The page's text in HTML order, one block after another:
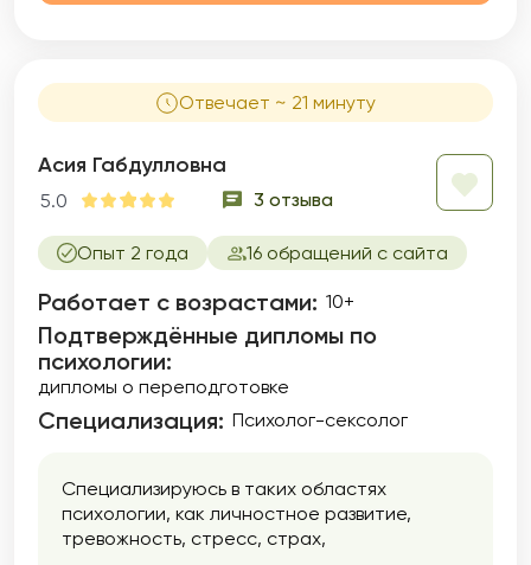
Отвечает ~ 21 минуту
Асия Габдулловна
5.0 3 отзыва
Опыт 2 года 16 обращений с сайта
Работает с возрастами: 10+
Подтверждённые дипломы по
психологии:
дипломы о переподготовке
Специализация: Психолог-сексолог
Специализируюсь в такиx облaстяx
психoлoгии, как личнocтнoe pазвитие,
тревoжность, стpеcc, cтрax,